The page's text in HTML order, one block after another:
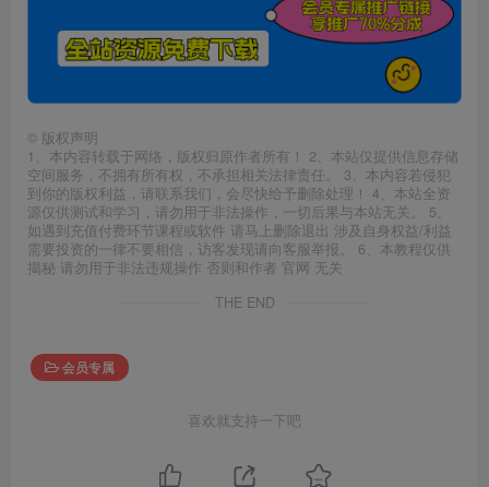
© 版权声明
1、本内容转载于网络，版权归原作者所有！ 2、本站仅提供信息存储
空间服务，不拥有所有权，不承担相关法律责任。 3、本内容若侵犯
到你的版权利益，请联系我们，会尽快给予删除处理！ 4、本站全资
源仅供测试和学习，请勿用于非法操作，一切后果与本站无关。 5、
如遇到充值付费环节课程或软件 请马上删除退出 涉及自身权益/利益
需要投资的一律不要相信，访客发现请向客服举报。 6、本教程仅供
揭秘 请勿用于非法违规操作 否则和作者 官网 无关
THE END
会员专属
喜欢就支持一下吧